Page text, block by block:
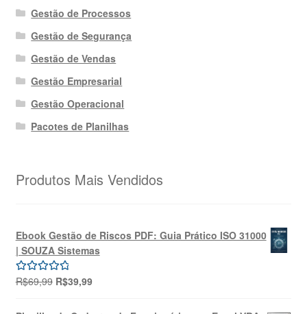
Gestão de Processos
Gestão de Segurança
Gestão de Vendas
Gestão Empresarial
Gestão Operacional
Pacotes de Planilhas
Produtos Mais Vendidos
Ebook Gestão de Riscos PDF: Guia Prático ISO 31000
| SOUZA Sistemas
Avaliação
R$69,99 O
original
R$39,99O